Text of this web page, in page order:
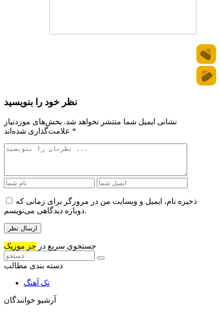
نظر خود را بنویسید
نشانی ایمیل شما منتشر نخواهد شد. بخش‌های موردنیاز
*
ذخیره نام، ایمیل و وبسایت من در مرورگر برای زمانی که
دوباره دیدگاهی می‌نویسم.
جستجوی سریع در جز موزیک
دسته بندی مطالب
تک آهنگ
آرشیو خوانندگان